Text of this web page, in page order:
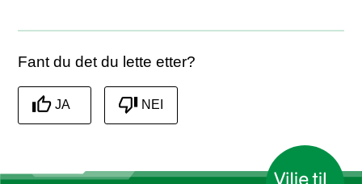
Fant du det du lette etter?
JA NEI